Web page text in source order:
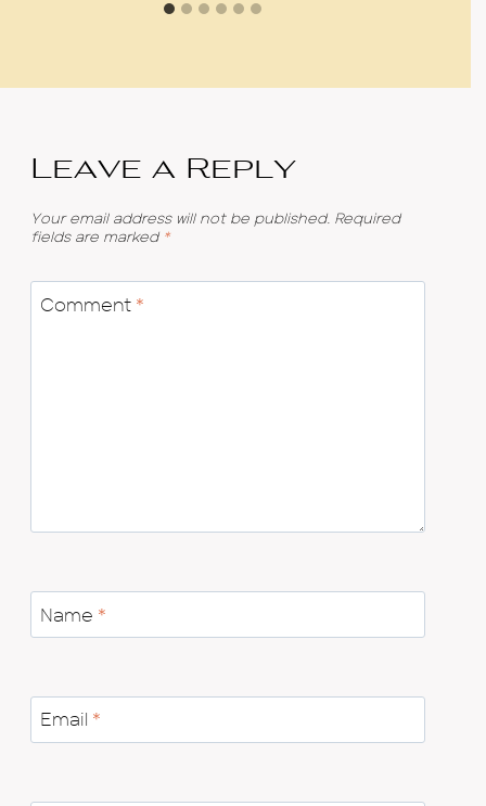
Leave a Reply
Your email address will not be published. Required
fields are marked *
Comment *
Name *
Email *